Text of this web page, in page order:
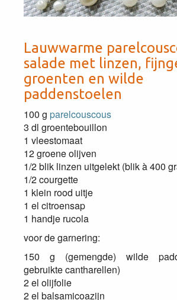
Lauwwarme
salade met linzen,
groenten en wilde
paddenstoelen
100 g parelcouscous
3 dl groentebouillon
1 vleestomaat
12 groene olijven
1/2 blik linzen uitgelekt (blik à 400
1/2 courgette
1 klein rood uitje
1 el citroensap
1 handje rucola
voor de garnering:
150 g (gemengde) wilde
gebruikte cantharellen)
2 el olijfolie
2 el balsamicoazijn